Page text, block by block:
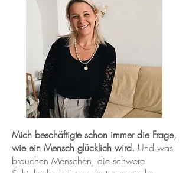
Mich beschäftigte schon immer die Frage,
wie ein Mensch glücklich wird. Und was
brauchen Menschen, die schwere